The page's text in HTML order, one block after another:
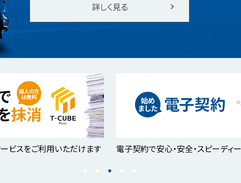
詳しく見る
ビスをご利用いただけます 電子契約で安心・安全・スピーディー